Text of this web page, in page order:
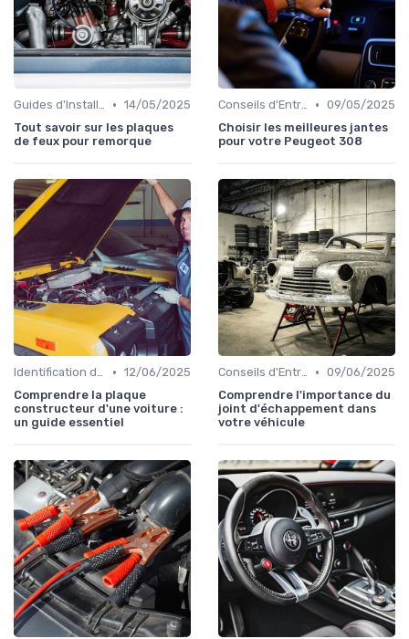
Guides d'Installation et de Réparation • 14/05/2025
Tout savoir sur les plaques
de feux pour remorque
Conseils d'Entretien Auto • 09/05/2025
Choisir les meilleures jantes
pour votre Peugeot 308
Identification de la Pièce Nécessaire • 12/06/2025
Comprendre la plaque
constructeur d'une voiture :
un guide essentiel
Conseils d'Entretien Auto • 09/06/2025
Comprendre l'importance du
joint d'échappement dans
votre véhicule